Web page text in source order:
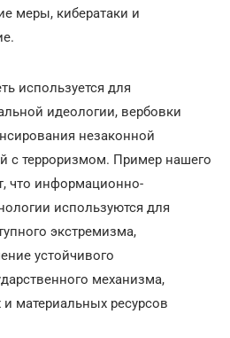
меры, кибератаки и
используется для
идеологии, вербовки
незаконной
с терроризмом. Пример нашего
что информационно-
используются для
экстремизма,
устойчивого
механизма,
материальных ресурсов